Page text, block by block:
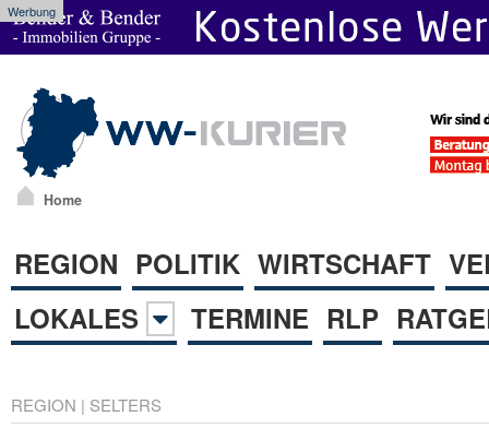
Werbung
Home
REGION POLITIK WIRTSCHAFT
LOKALES
TERMINE RLP
REGION | SELTERS